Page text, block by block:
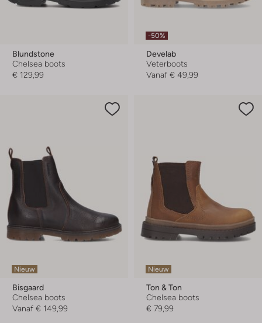
Blundstone
Chelsea boots
€ 129,99
-50%
Develab
Veterboots
Vanaf € 49,99
Nieuw
Bisgaard
Chelsea boots
Vanaf € 149,99
Nieuw
Ton & Ton
Chelsea boots
€ 79,99